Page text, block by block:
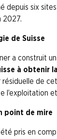
depuis six
2027.
de Suisse
a construit
à obtenir
de
l’exploitation
point de mire
été pris en